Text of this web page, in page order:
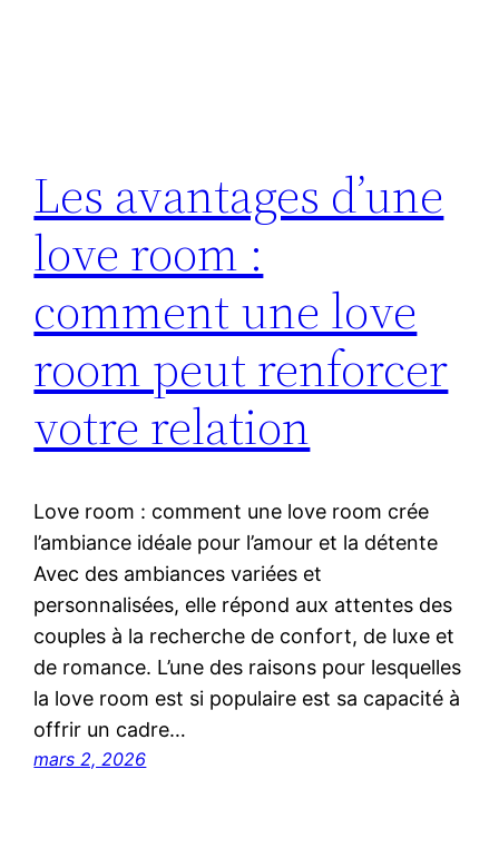
Les avantages d’une
love room :
comment une love
room peut renforcer
votre relation
Love room : comment une love room crée
l’ambiance idéale pour l’amour et la détente
Avec des ambiances variées et
personnalisées, elle répond aux attentes des
couples à la recherche de confort, de luxe et
de romance. L’une des raisons pour lesquelles
la love room est si populaire est sa capacité à
offrir un cadre…
mars 2, 2026